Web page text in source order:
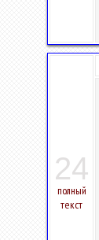
24
полный
текст